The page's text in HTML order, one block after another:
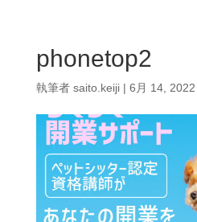
phonetop2
執筆者 saito.keiji| 6月 14, 2022